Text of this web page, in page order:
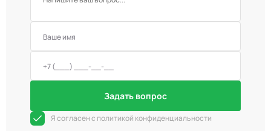
Задать вопрос
Я согласен с политикой конфиденциальности